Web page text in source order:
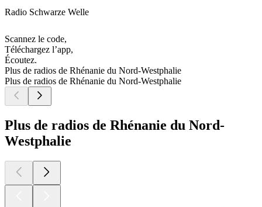
Radio Schwarze Welle
Scannez le code,
Téléchargez l’app,
Écoutez.
Plus de radios de Rhénanie du Nord-Westphalie
Plus de radios de Rhénanie du Nord-Westphalie
Plus de radios de Rhénanie du Nord-
Westphalie